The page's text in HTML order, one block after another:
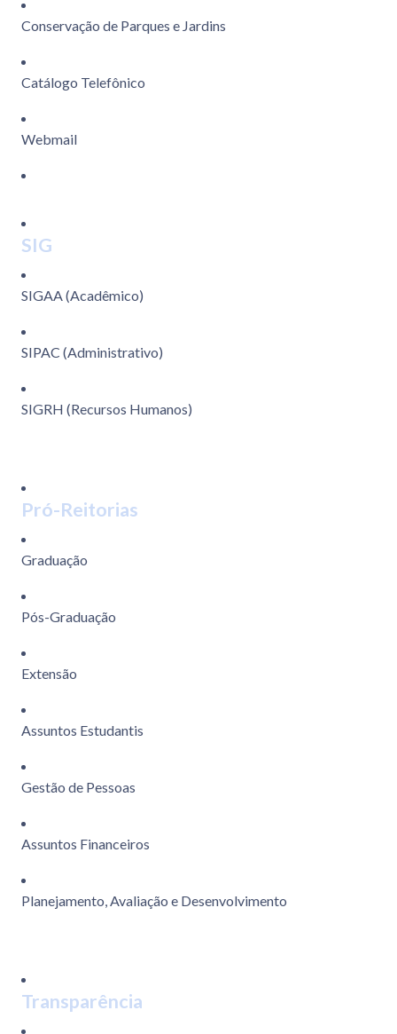
Conservação de Parques e Jardins
Catálogo Telefônico
Webmail
SIG
SIGAA (Acadêmico)
SIPAC (Administrativo)
SIGRH (Recursos Humanos)
Pró-Reitorias
Graduação
Pós-Graduação
Extensão
Assuntos Estudantis
Gestão de Pessoas
Assuntos Financeiros
Planejamento, Avaliação e Desenvolvimento
Transparência